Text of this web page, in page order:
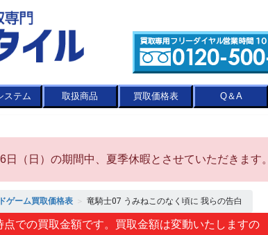
ステム 取扱商品 買取価格表 Q＆A
（日）の期間中、夏季休暇とさせていただきます。
ゲーム買取価格表 ＞ 竜騎士07 うみねこのなく頃に 我らの告白
点での買取金額です。買取金額は変動いたしますの